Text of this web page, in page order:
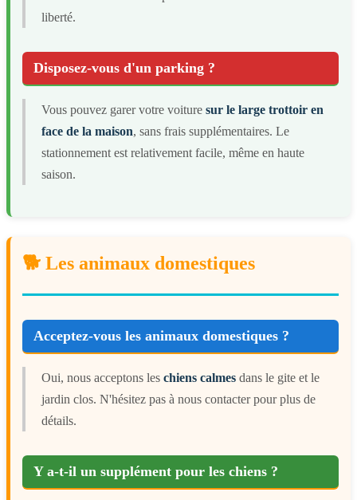
liberté.
Disposez-vous d'un parking ?
Vous pouvez garer votre voiture sur le large trottoir en
face de la maison, sans frais supplémentaires. Le
stationnement est relativement facile, même en haute
saison.
🐕 Les animaux domestiques
Acceptez-vous les animaux domestiques ?
Oui, nous acceptons les chiens calmes dans le gite et le
jardin clos. N'hésitez pas à nous contacter pour plus de
détails.
Y a-t-il un supplément pour les chiens ?